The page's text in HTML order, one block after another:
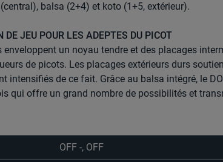
balsa (2+4) et koto (1+5, extérieur).
DE JEU POUR LES ADEPTES DU PICOT
enveloppent un noyau tendre et des placages
de picots. Les placages extérieurs durs
intensifiés de ce fait. Grâce au balsa intégré, le
qui offre un grand nombre de possibilités et
OFF -, OFF